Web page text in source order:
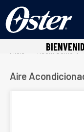
https://
Room Confort
Aire